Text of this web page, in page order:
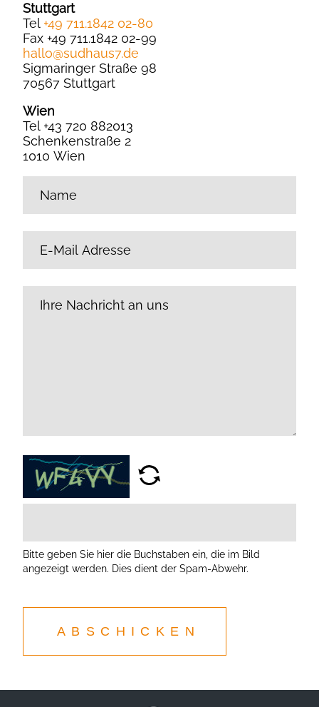
Stuttgart
Tel +49 711.1842 02-80
Fax +49 711.1842 02-99
hallo@sudhaus7.de
Sigmaringer Straße 98
70567 Stuttgart
Wien
Tel +43 720 882013
Schenkenstraße 2
1010 Wien
Bitte geben Sie hier die Buchstaben ein, die im Bild
angezeigt werden. Dies dient der Spam-Abwehr.
ABSCHICKEN